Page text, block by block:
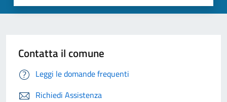
Contatta il comune
Leggi le domande frequenti
Richiedi Assistenza